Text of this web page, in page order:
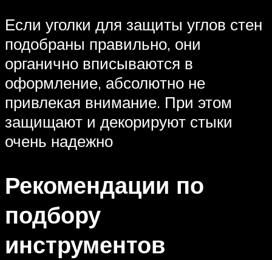
Если уголки для защиты углов стен
подобраны правильно, они
органично вписываются в
оформление, абсолютно не
привлекая внимание. При этом
защищают и декорируют стыки
очень надежно
Рекомендации по
подбору
инструментов